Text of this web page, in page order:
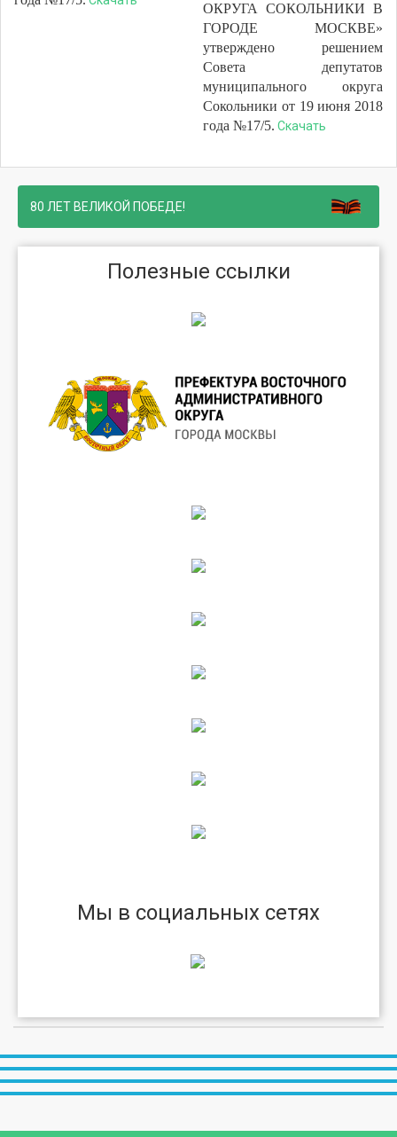
ОКРУГА СОКОЛЬНИКИ В
ГОРОДЕ МОСКВЕ»
утверждено решением
Совета депутатов
муниципального округа
Сокольники от 19 июня 2018
года №17/5. Скачать
80 ЛЕТ ВЕЛИКОЙ ПОБЕДЕ!
Полезные ссылки
Мы в социальных сетях